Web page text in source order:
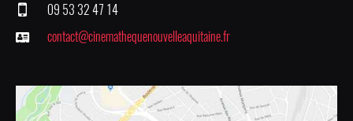
09 53 32 47 14
contact@cinemathequenouvelleaquitaine.fr